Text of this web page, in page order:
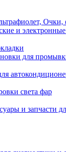
Очки,
и
для
света фар
и запчасти